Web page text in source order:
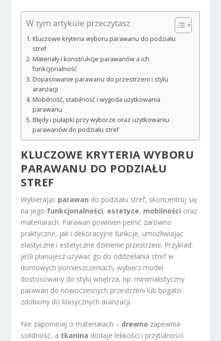
W tym artykule przeczytasz
Kluczowe kryteria wyboru parawanu do podziału
stref
Materiały i konstrukcje parawanów a ich
funkcjonalność
Dopasowanie parawanu do przestrzeni i stylu
aranżacji
Mobilność, stabilność i wygoda użytkowania
parawanu
Błędy i pułapki przy wyborze oraz użytkowaniu
parawanów do podziału stref
KLUCZOWE KRYTERIA WYBORU
PARAWANU DO PODZIAŁU
STREF
Wybierając parawan do podziału stref, skoncentruj się
na jego funkcjonalności, estetyce, mobilności oraz
materiałach. Parawan powinien pełnić zarówno
praktyczne, jak i dekoracyjne funkcje, umożliwiając
elastyczne i estetyczne dzielenie przestrzeni. Przykład:
jeśli planujesz używać go do oddzielania stref w
domowych pomieszczeniach, wybierz model
dostosowany do stylu wnętrza, np. minimalistyczny
parawan do nowoczesnych przestrzeni lub bogato
zdobiony do klasycznych aranżacji.
Nie zapominaj o materiałach – drewno zapewnia
solidność, a tkanina dodaje lekkości i przytulności.